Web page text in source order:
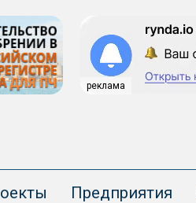
реклама
Предприятия